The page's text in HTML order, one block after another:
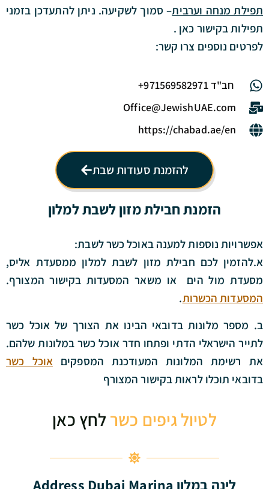
תפילת מנחה וערבית– סמוך לשקיעה. ניתן להתעדכן בזמני
תפילות בקישור כאן .
לפרטים נוספים צרו קשר:
חב"ד 971569582971+
Office@JewishUAE.com
https://chabad.ae/en
להזמנת סעודות שבת
הזמנת חבילת מזון לשבת למלון
אפשרויות נוספות למענה באוכל כשר לשבת:
א.להזמין לכם חבילת מזון לשבת למלון ממסעדת אליס,
מסעדת מול הים או משאר המסעדות בקישור המצורף.
המסעדות הכשרות.
ב. מספר מלונות בדובאי הבינו את הצורך של אוכל כשר
לתייר הישראלי הדתי ופתחו חדר אוכל כשר במלונות שלהם.
את רשימת המלונות המעודכנת המספקיםאוכל כשר
בדובאי תוכלו לראות בקישור המצורף
לטיול גיפים כשר לחץ כאן
לינה במלון Address Dubai Marina